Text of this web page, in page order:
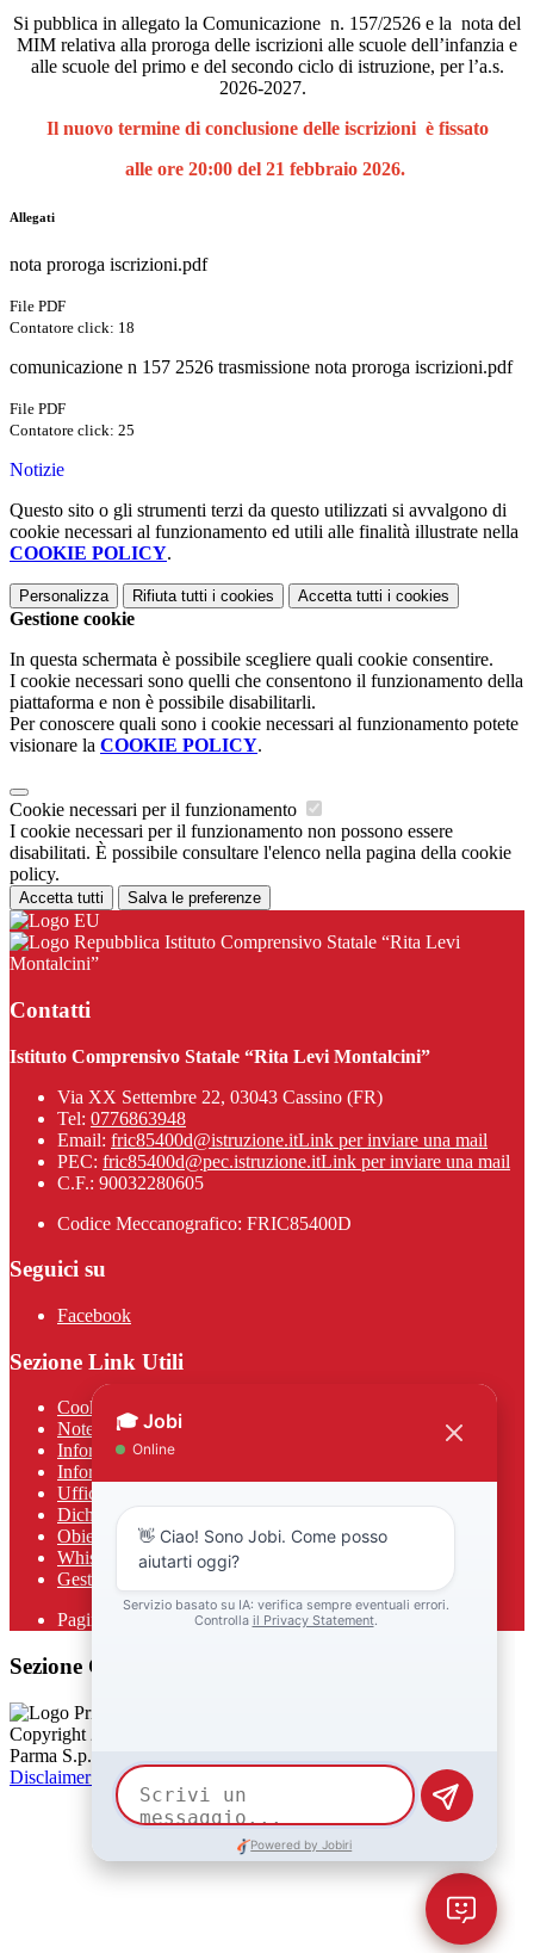
Si pubblica in allegato la Comunicazione n. 157/2526 e la nota del
MIM relativa alla proroga delle iscrizioni alle scuole dell’infanzia e
alle scuole del primo e del secondo ciclo di istruzione, per l’a.s.
2026-2027.
Il nuovo termine di conclusione delle iscrizioni è fissato
alle ore 20:00 del 21 febbraio 2026.
Allegati
nota proroga iscrizioni.pdf
File PDF
Contatore click: 18
comunicazione n 157 2526 trasmissione nota proroga iscrizioni.pdf
File PDF
Contatore click: 25
Notizie
Questo sito o gli strumenti terzi da questo utilizzati si avvalgono di
cookie necessari al funzionamento ed utili alle finalità illustrate nella
COOKIE POLICY.
Personalizza Rifiuta tutti i cookies Accetta tutti i cookies
Gestione cookie
In questa schermata è possibile scegliere quali cookie consentire.
I cookie necessari sono quelli che consentono il funzionamento della
piattaforma e non è possibile disabilitarli.
Per conoscere quali sono i cookie necessari al funzionamento potete
visionare la COOKIE POLICY.
Cookie necessari per il funzionamento
I cookie necessari per il funzionamento non possono essere
disabilitati. È possibile consultare l'elenco nella pagina della cookie
policy.
Accetta tutti Salva le preferenze
Istituto Comprensivo Statale “Rita Levi
Montalcini”
Contatti
Istituto Comprensivo Statale “Rita Levi Montalcini”
Via XX Settembre 22, 03043 Cassino (FR)
Tel: 0776863948
Email: fric85400d@istruzione.itLink per inviare una mail
PEC: fric85400d@pec.istruzione.itLink per inviare una mail
C.F.: 90032280605
Codice Meccanografico: FRIC85400D
Seguici su
Facebook
Sezione Link Utili
Cookie policy
Note legali
Informativa Privacy
Informativa Privacy chatbot Jobi
Ufficio Relazioni con il Pubblico
Dichiarazione di accessibilità
Obiettivi di accessibilità
Whistleblowing
Gestione consensi cookie
Pagina visualizzata215volte
Sezione Copyright
Copyright 2026 | Engineered and powered by Gruppo Spaggiari
Parma S.p.A. | Divisione Publishing & New Social Media
Disclaimer trattamento dati personali